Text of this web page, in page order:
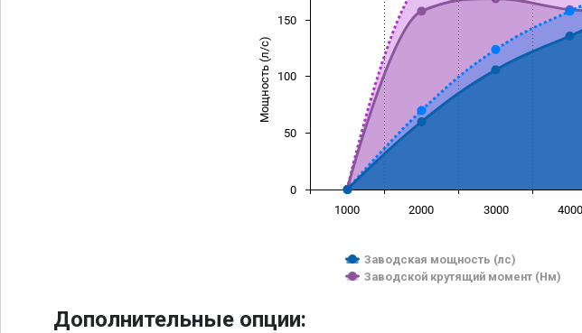
Мощность (л/с)
Заводская мощность (лс)
Заводской крутящий момент (Нм)
1000 2000 3000 4000
0
50
100
150
Дополнительные опции: